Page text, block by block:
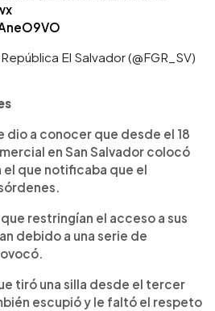
El Salvador (@FGR_SV)
dio a conocer que desde el 18
en San Salvador colocó
el que notificaba que el
restringían el acceso a sus
debido a una serie de
tiró una silla desde el tercer
escupió y le faltó el respeto